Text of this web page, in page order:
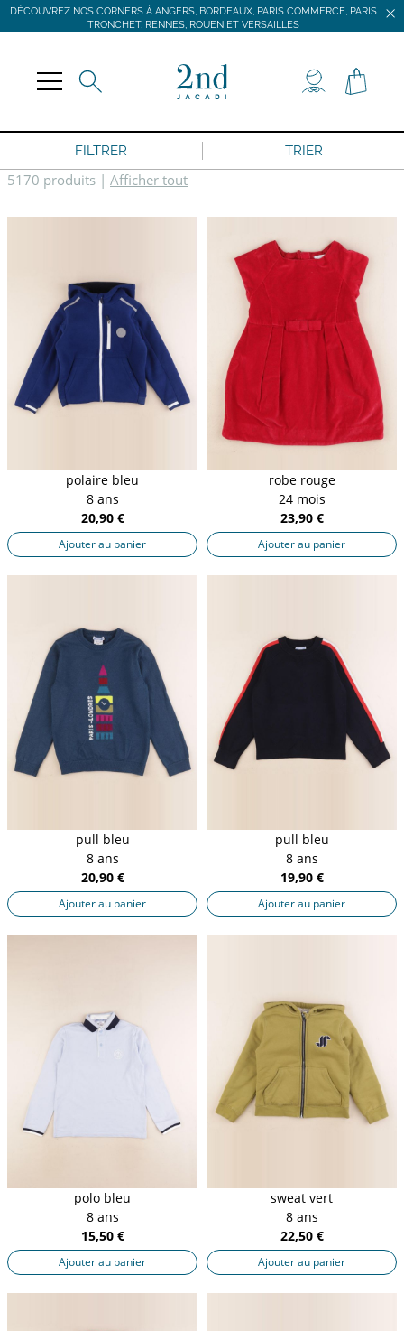
DÉCOUVREZ NOS CORNERS À ANGERS, BORDEAUX, PARIS COMMERCE, PARIS
TRONCHET, RENNES, ROUEN ET VERSAILLES
DÉCOUVREZ NOS CORNERS À ANGERS, BORDEAUX, PARIS COMMERCE, PARIS
TRONCHET, RENNES, ROUEN ET VERSAILLES
FILTRER TRIER
5170 produits | Afficher tout
polaire bleu
8 ans
20,90 €
Ajouter au panier
robe rouge
24 mois
23,90 €
Ajouter au panier
pull bleu
8 ans
20,90 €
Ajouter au panier
pull bleu
8 ans
19,90 €
Ajouter au panier
polo bleu
8 ans
15,50 €
Ajouter au panier
sweat vert
8 ans
22,50 €
Ajouter au panier